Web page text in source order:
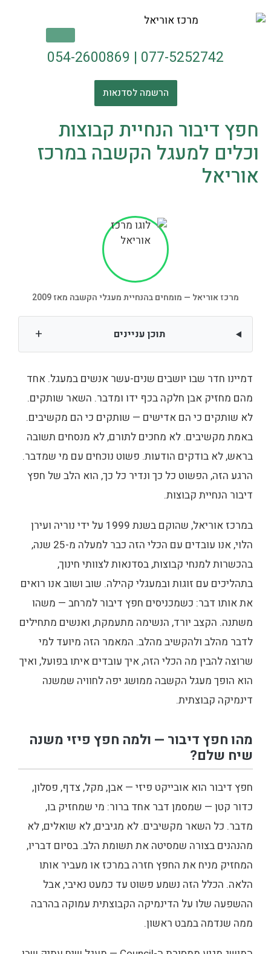
077-5252742
|
054-2600869
הרשמה לסדנאות
חפץ דיבור הנחיית קבוצות
וכלים למעגל הקשבה במרכז
אוריאל
מרכז אוריאל — מומחים בהנחיית מעגלי הקשבה מאז 2009
תוכן עניינים +
דמיינו חדר שבו יושבים שנים-עשר אנשים במעגל. אחד
מהם מחזיק אבן חלקה בכף ידו ומדבר. השאר שותקים.
לא שותקים כי הם אדישים — שותקים כי הם מקשיבים.
באמת מקשיבים. לא מחכים לתורם, לא מנסחים תשובה
בראש, לא בודקים הודעות. פשוט נוכחים עם מי שמדבר.
הרגע הזה, הפשוט כל כך ונדיר כל כך, הוא הלב של חפץ
דיבור הנחיית קבוצות.
במרכז אוריאל, שהוקם בשנת 1999 על ידי נוריה ועירן
הלוי, אנו עובדים עם הכלי הזה כבר למעלה מ-25 שנה,
בהכשרות למנחי קבוצות, בסדנאות לצוותי חינוך,
בתהליכים עם זוגות ובמעגלי קהילה. שוב ושוב אנו רואים
את אותו דבר: כשמכניסים חפץ דיבור למרחב — משהו
משתנה. הקצב יורד, הנשימה מתעמקת, ואנשים מתחילים
לדבר מהלב ולהקשיב מהלב. המאמר הזה מיועד למי
שרוצה להבין מה הכלי הזה, איך עובדים איתו בפועל, ואיך
הוא הופך מעגל הקשבה ממושג יפה לחוויה שמשנה
דינמיקה קבוצתית.
מהו חפץ דיבור — ולמה חפץ פיזי משנה
שיח שלם?
חפץ דיבור הוא אובייקט פיזי — אבן, מקל, צדף, פסלון,
כדור קטן — שמסמן דבר אחד ברור: מי שמחזיק בו,
מדבר. כל השאר מקשיבים. לא מגיבים, לא שואלים, לא
מהנהנים בצורה שמסיטה את תשומת הלב. בסיום דבריו,
המחזיק מניח את החפץ חזרה במרכז או מעביר אותו
הלאה. הכלל הזה נשמע פשוט עד כמעט נאיבי, אבל
ההשפעה שלו על הדינמיקה הקבוצתית עמוקה בהרבה
ממה שנדמה במבט ראשון.